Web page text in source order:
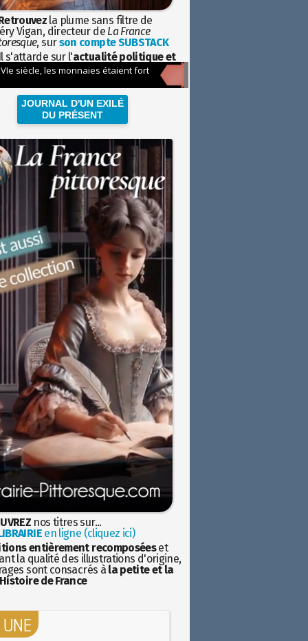
la plume sans filtre de
Vigan, directeur de La France
, surson compte SUBSTACK
s'attarde sur l'actualité politique et
avec la hauteur de vue de
JOURNAL D'UN EXILÉ
DU PRÉSENT
nos titres sur...
en ligne (cliquez ici)
entièrement recomposéeset
la qualité des illustrations d'origine,
sont consacrés à la petite et la
de France